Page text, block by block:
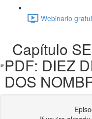
Webinario
Capítulo
PDF: DIEZ
DOS